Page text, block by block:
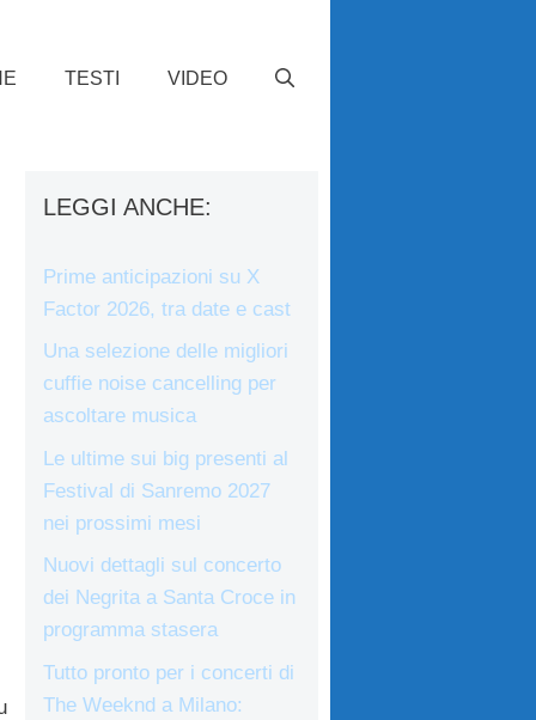
TESTI VIDEO
LEGGI ANCHE:
Prime anticipazioni su X
Factor 2026, tra date e cast
Una selezione delle migliori
cuffie noise cancelling per
ascoltare musica
Le ultime sui big presenti al
Festival di Sanremo 2027
nei prossimi mesi
Nuovi dettagli sul concerto
dei Negrita a Santa Croce in
programma stasera
Tutto pronto per i concerti di
The Weeknd a Milano: